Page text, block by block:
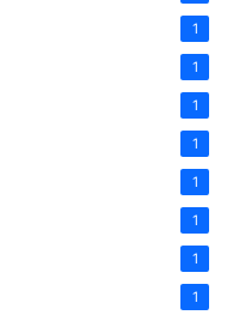
1
1
1
1
1
1
1
1